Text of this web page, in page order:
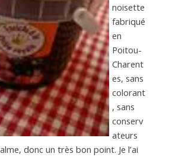
noisette
fabriqué
en
Poitou-
Charent
es, sans
colorant
, sans
conserv
ateurs
donc un très bon point. Je l’ai